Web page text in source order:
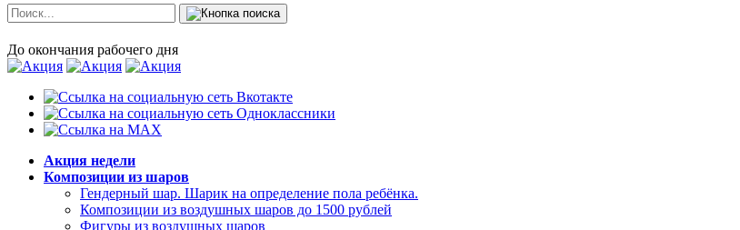
До окончания рабочего дня
Акция недели
Композиции из шаров
Гендерный шар. Шарик на определение пола ребёнка.
Композиции из воздушных шаров до 1500 рублей
Фигуры из воздушных шаров